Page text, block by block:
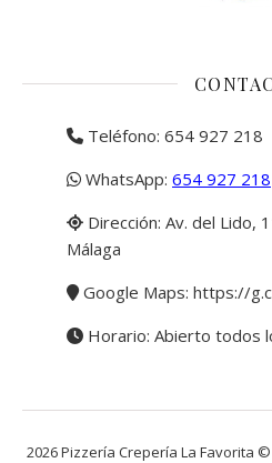
Teléfono: 654 927 218
WhatsApp: 654 927 218
Dirección: Av. del Lido,
Málaga
Google Maps: https://
Horario: Abierto todos
2026 Pizzería Crepería La Favorita